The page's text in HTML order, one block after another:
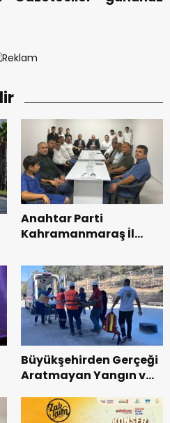
Anahtar Parti
Kahramanmaraş İl
Teşkilatı ile buluştu.
Büyükşehirden Gerçeği
Aratmayan Yangın ve